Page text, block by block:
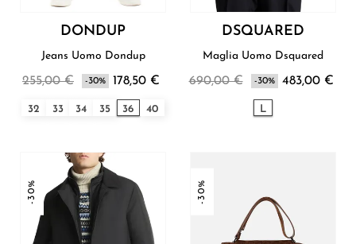
DONDUP
Jeans Uomo Dondup
255,00 € -30% 178,50 €
32 33 34 35 36 40
DSQUARED
Maglia Uomo Dsquared
690,00 € -30% 483,00 €
L
-30% -30%